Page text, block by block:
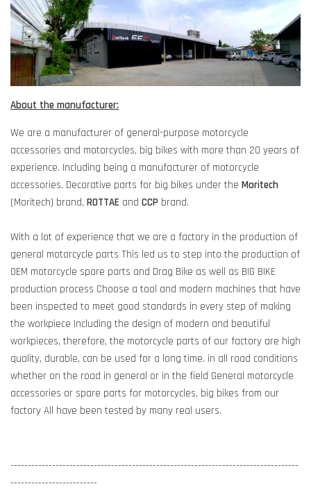
About the manufacturer:
We are a manufacturer of general-purpose motorcycle
accessories and motorcycles, big bikes with more than 20 years of
experience. Including being a manufacturer of motorcycle
accessories. Decorative parts for big bikes under the Moritech
(Moritech) brand, ROTTAE and CCP brand.
With a lot of experience that we are a factory in the production of
general motorcycle parts This led us to step into the production of
OEM motorcycle spare parts and Drag Bike as well as BIG BIKE
production process Choose a tool and modern machines that have
been inspected to meet good standards in every step of making
the workpiece Including the design of modern and beautiful
workpieces, therefore, the motorcycle parts of our factory are high
quality, durable, can be used for a long time. in all road conditions
whether on the road in general or in the field General motorcycle
accessories or spare parts for motorcycles, big bikes from our
factory All have been tested by many real users.
-----------------------------------------------------------------------------------
-------------------------